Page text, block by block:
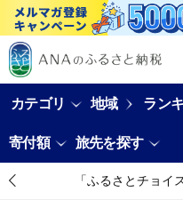
カテゴリ 地域 ラン
寄付額 旅先を探す
「ふるさとチョイ